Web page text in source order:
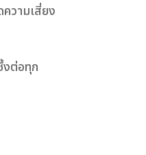
วามเสี่ยง
งต่อทุก